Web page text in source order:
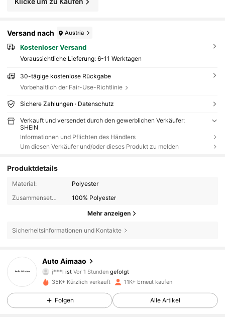
Versand nach Austria
Kostenloser Versand
Voraussichtliche Lieferung: 6-11 Werktagen
30-tägige kostenlose Rückgabe
Vorbehaltlich der Fair-Use-Richtlinie
Sichere Zahlungen · Datenschutz
Verkauft und versendet durch den gewerblichen Verkäufer:
SHEIN
Informationen und Pflichten des Händlers
Um diesen Verkäufer und/oder dieses Produkt zu melden
Produktdetails
Material:
Polyester
Zusammensetzung:
100% Polyester
Mehr anzeigen
Sicherheitsinformationen und Kontakte
Auto Aimaao
j***l istVor 1 Stunden
4,84
2.3K Follower
4,84 2.3K Follower
35K+ Kürzlich verkauft 11K+ Erneut kaufen
Folgen Alle Artikel